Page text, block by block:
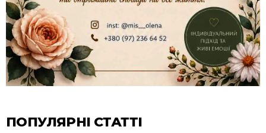
ПОПУЛЯРНІ СТАТТІ